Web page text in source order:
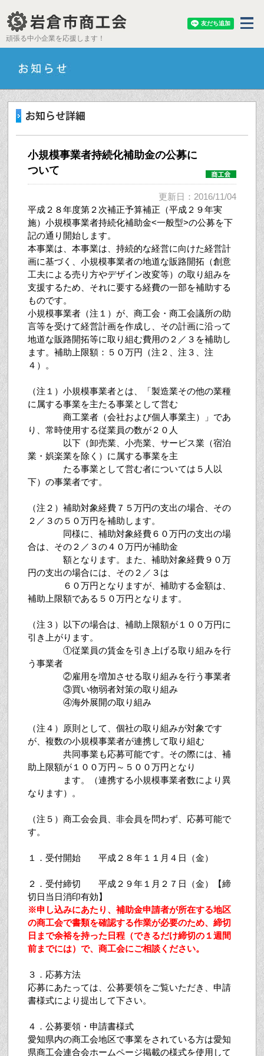
頑張る中小企業を応援します！
小規模事業者持続化補助金の公募に
ついて
更新日：2016/11/04
平成２８年度第２次補正予算補正（平成２９年実
施）小規模事業者持続化補助金<一般型>の公募を下
記の通り開始します。
本事業は、本事業は、持続的な経営に向けた経営計
画に基づく、小規模事業者の地道な販路開拓（創意
工夫による売り方やデザイン改変等）の取り組みを
支援するため、それに要する経費の一部を補助する
ものです。
小規模事業者（注１）が、商工会・商工会議所の助
言等を受けて経営計画を作成し、その計画に沿って
地道な販路開拓等に取り組む費用の２／３を補助し
ます。補助上限額：５０万円（注２、注３、注
４）。
（注１）小規模事業者とは、「製造業その他の業種
に属する事業を主たる事業として営む
商工業者（会社および個人事業主）」であ
り、常時使用する従業員の数が２０人
以下（卸売業、小売業、サービス業（宿泊
業・娯楽業を除く）に属する事業を主
たる事業として営む者については５人以
下）の事業者です。
（注２）補助対象経費７５万円の支出の場合、その
２／３の５０万円を補助します。
同様に、補助対象経費６０万円の支出の場
合は、その２／３の４０万円が補助金
額となります。また、補助対象経費９０万
円の支出の場合には、その２／３は
６０万円となりますが、補助する金額は、
補助上限額である５０万円となります。
（注３）以下の場合は、補助上限額が１００万円に
引き上がります。
①従業員の賃金を引き上げる取り組みを行
う事業者
②雇用を増加させる取り組みを行う事業者
③買い物弱者対策の取り組み
④海外展開の取り組み
（注４）原則として、個社の取り組みが対象です
が、複数の小規模事業者が連携して取り組む
共同事業も応募可能です。その際には、補
助上限額が１００万円～５００万円となり
ます。（連携する小規模事業者数により異
なります）。
（注５）商工会会員、非会員を問わず、応募可能で
す。
１．受付開始 平成２８年１１月４日（金）
２．受付締切 平成２９年１月２７日（金）【締
切日当日消印有効】
※申し込みにあたり、補助金申請者が所在する地区
の商工会で書類を確認する作業が必要のため、締切
日まで余裕を持った日程（できるだけ締切の１週間
前までには）で、商工会にご相談ください。
３．応募方法
応募にあたっては、公募要領をご覧いただき、申請
書様式により提出して下さい。
４．公募要領・申請書様式
愛知県内の商工会地区で事業をされている方は愛知
県商工会連合会ホームページ掲載の様式を使用して